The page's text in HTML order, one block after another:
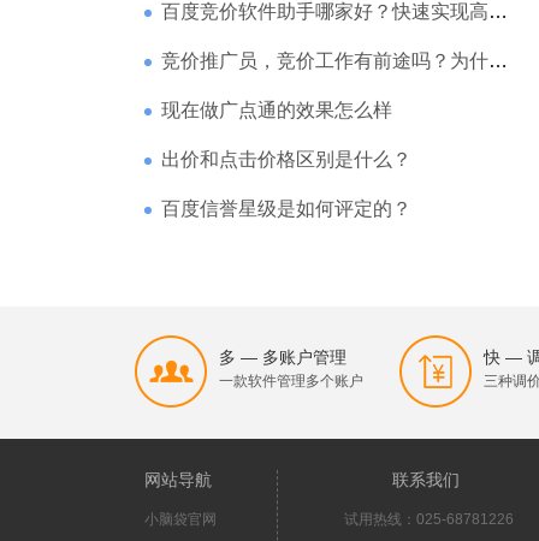
百度竞价软件助手哪家好？快速实现高回报哪家强？
竞价推广员，竞价工作有前途吗？为什么待遇那么高
现在做广点通的效果怎么样
出价和点击价格区别是什么？
百度信誉星级是如何评定的？
多 — 多账户管理
一款软件管理多个账户
快 —
三种调
网站导航
小脑袋官网
联系我们
试用热线：025-68781226